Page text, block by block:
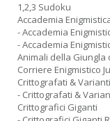
1,2,3 Sudoku
Accademia
- Accademia
- Accademia
Animali della Giungla
Corriere Enigmistico
Crittografati & Varianti
- Crittografati &
Crittografici Giganti